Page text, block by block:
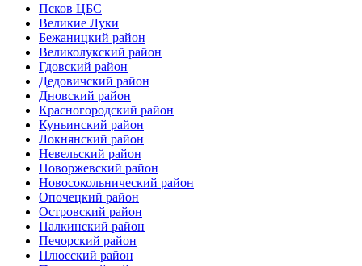
Псков ЦБС
Великие Луки
Бежаницкий район
Великолукский район
Гдовский район
Дедовичский район
Дновский район
Красногородский район
Куньинский район
Локнянский район
Невельский район
Новоржевский район
Новосокольнический район
Опочецкий район
Островский район
Палкинский район
Печорский район
Плюсский район